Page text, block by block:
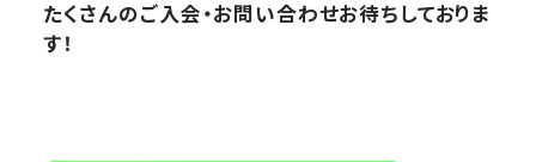
たくさんのご入会・お問い合わせお待ちしておりま
す！